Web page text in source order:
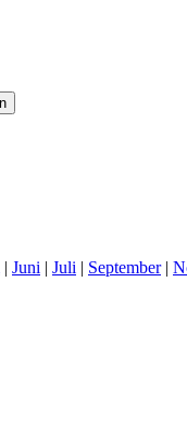
| Juni | Juli | September|